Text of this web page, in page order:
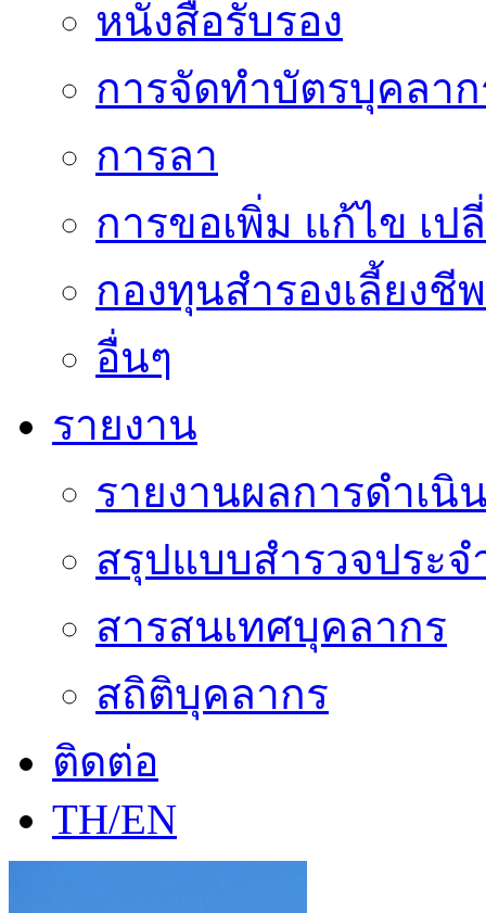
หนังสือรับรอง
การจัดทำบัตรบุคลา
การลา
การขอเพิ่ม แก้ไข เ
กองทุนสำรองเลี้ยงชีพ
อื่นๆ
รายงาน
รายงานผลการดำเนิ
สรุปแบบสำรวจประจ
สารสนเทศบุคลากร
สถิติบุคลากร
ติดต่อ
TH/EN